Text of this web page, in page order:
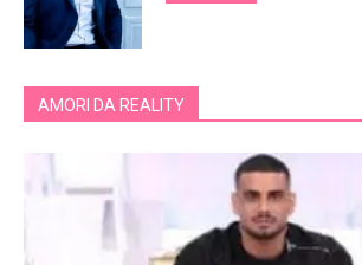
AMORI DA REALITY